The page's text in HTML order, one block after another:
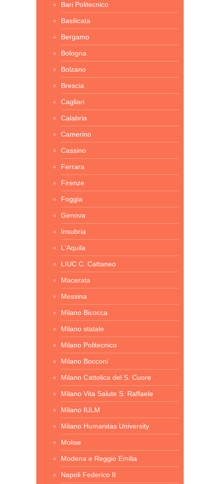
Bari Politecnico
Basilicata
Bergamo
Bologna
Bolzano
Brescia
Cagliari
Calabria
Camerino
Cassino
Ferrara
Firenze
Foggia
Genova
Insubria
L'Aquila
LIUC C. Cattaneo
Macerata
Messina
Milano Bicocca
Milano statale
Milano Politecnico
Milano Bocconi
Milano Cattolica del S. Cuore
Milano Vita Salute S. Raffaele
Milano IULM
Milano Humanitas University
Molise
Modena e Reggio Emilia
Napoli Federico II